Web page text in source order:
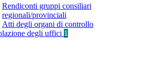
Rendiconti gruppi consiliari
regionali/provinciali
Atti degli organi di controllo
degli uffici 1